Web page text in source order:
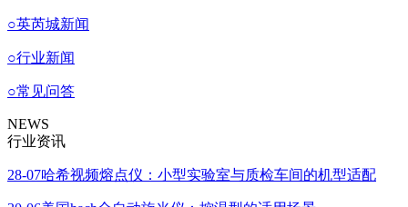
○英芮城新闻
○行业新闻
○常见问答
NEWS
行业资讯
28-07哈希视频熔点仪：小型实验室与质检车间的机型适配